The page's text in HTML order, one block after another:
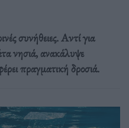
συνήθειες. Αντί για
νησιά, ανακάλυψε
πραγματική δροσιά.